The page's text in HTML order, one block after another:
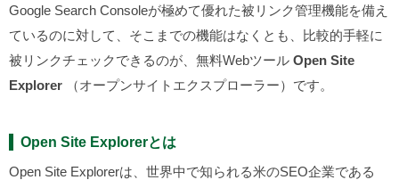
Google Search Consoleが極めて優れた被リンク管理機能を備え
ているのに対して、そこまでの機能はなくとも、比較的手軽に
被リンクチェックできるのが、無料Webツール Open Site
Explorer （オープンサイトエクスプローラー）です。
Open Site Explorerとは
Open Site Explorerは、世界中で知られる米のSEO企業である